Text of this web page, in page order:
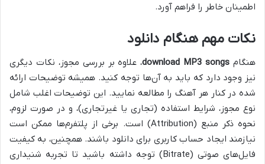
اطمینان خاطر را فراهم آورد.
نکات مهم هنگام دانلود
هنگام download MP3 songs، علاوه بر بررسی مجوز، نکات دیگری
نیز وجود دارد که باید به آن‌ها توجه کنید. همیشه توضیحات ارائه
شده در کنار هر آهنگ را مطالعه نمایید. این توضیحات اغلب شامل
نوع مجوز، شرایط استفاده (تجاری یا غیرتجاری)، و در صورت لزوم،
نحوه ذکر منبع (Attribution) است. برخی از پلتفرم‌ها ممکن است
نیازمند ایجاد حساب کاربری برای دانلود باشند. همچنین، به کیفیت
فایل‌های صوتی (Bitrate) توجه داشته باشید تا تجربه شنیداری